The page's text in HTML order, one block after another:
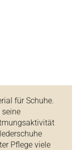
für Schuhe.
seine
Pflege viele